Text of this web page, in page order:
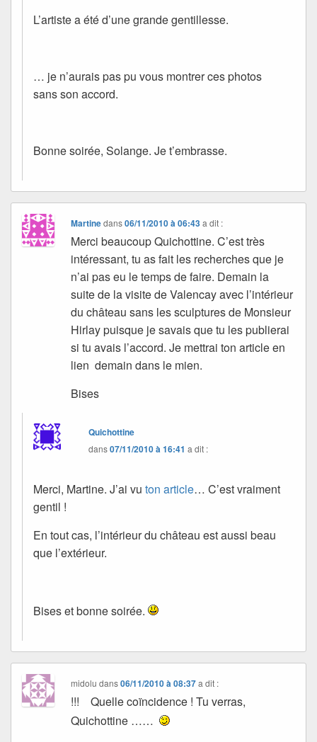
L’artiste a été d’une grande gentillesse.
… je n’aurais pas pu vous montrer ces photos
sans son accord.
Bonne soirée, Solange. Je t’embrasse.
Martinedans06/11/2010 à 06:43 a dit :
Merci beaucoup Quichottine. C’est très
intéressant, tu as fait les recherches que je
n’ai pas eu le temps de faire. Demain la
suite de la visite de Valencay avec l’intérieur
du château sans les sculptures de Monsieur
Hirlay puisque je savais que tu les publierai
si tu avais l’accord. Je mettrai ton article en
lien demain dans le mien.
Bises
Quichottine
dans07/11/2010 à 16:41 a dit :
Merci, Martine. J’ai vu ton article… C’est vraiment
gentil !
En tout cas, l’intérieur du château est aussi beau
que l’extérieur.
Bises et bonne soirée.
midolu dans06/11/2010 à 08:37 a dit :
!!! Quelle coïncidence ! Tu verras,
Quichottine ……